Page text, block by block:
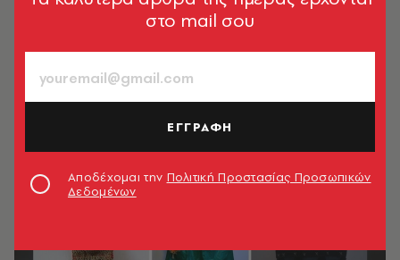
Εθνικού Ιστορικού Μουσείου
στο mail σου
ΕΓΓΡΑΦΗ
Αποδέχομαι την Πολιτική Προστασίας Προσωπικών
Δεδομένων